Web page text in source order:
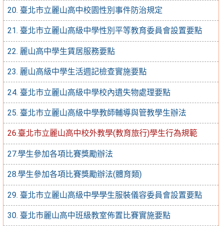
20. 臺北市立麗山高中校園性別事件防治規定
21. 臺北市立麗山高級中學性別平等教育委員會設置要點
22. 麗山高中學生賃居服務要點
23. 麗山高級中學生活週記檢查實施要點
24. 臺北市立麗山高級中學校內遺失物處理要點
25. 臺北市立麗山高級中學教師輔導與管教學生辦法
26.臺北市立麗山高中校外教學(教育旅行)學生行為規範
27.學生參加各項比賽獎勵辦法
28.學生參加各項比賽獎勵辦法(體育類)
29. 臺北市立麗山高級中學學生服裝儀容委員會設置要點
30. 臺北市麗山高中班級教室佈置比賽實施要點